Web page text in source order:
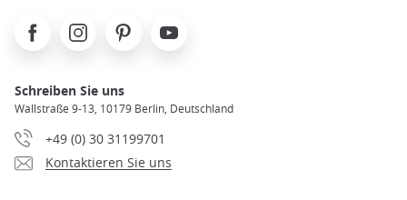
FacebookInstagramPinterest Youtube
Schreiben Sie uns
Wallstraße 9-13, 10179 Berlin, Deutschland
+49 (0) 30 31199701
Kontaktieren Sie uns